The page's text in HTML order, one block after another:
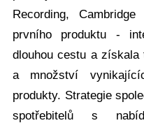
Recording,
prvního produktu -
dlouhou cestu a
a množství
produkty. Strategie
spotřebitelů s